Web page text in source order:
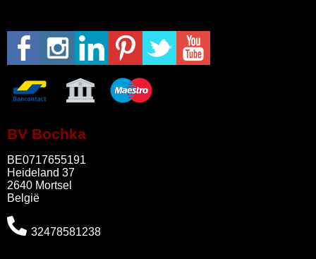
BV Bochka
BE0717655191
Heideland 37
2640 Mortsel
België
32478581238